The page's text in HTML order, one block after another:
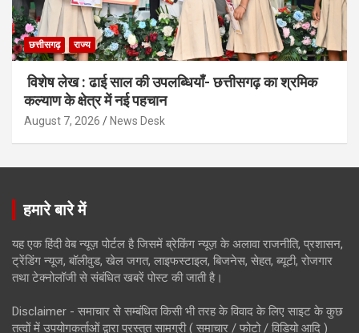
छत्तीसगढ़ राज्य
विशेष लेख : ढाई साल की उपलब्धियाँ- छत्तीसगढ़ का श्रमिक
कल्याण के क्षेत्र में नई पहचान
August 7, 2026 News Desk
हमारे बारे में
यह एक हिंदी वेब न्यूज़ पोर्टल है जिसमें ब्रेकिंग न्यूज़ के अलावा राजनीति, प्रशासन,
ट्रेंडिंग न्यूज, बॉलीवुड, खेल जगत, लाइफस्टाइल, बिजनेस, सेहत, ब्यूटी, रोजगार
तथा टेक्नोलॉजी से संबंधित खबरें पोस्ट की जाती है।
Disclaimer - समाचार से सम्बंधित किसी भी तरह के विवाद के लिए साइट के कुछ
तत्वों में उपयोगकर्ताओं द्वारा प्रस्तुत सामग्री ( समाचार / फोटो / विडियो आदि )